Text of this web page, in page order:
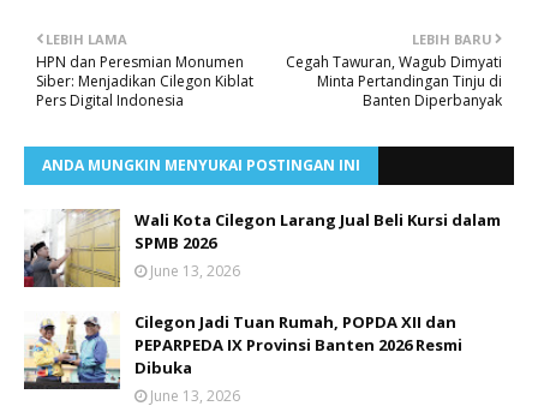
LEBIH BARU
Cegah Tawuran, Wagub Dimyati
Minta Pertandingan Tinju di
Banten Diperbanyak
LEBIH LAMA
HPN dan Peresmian Monumen
Siber: Menjadikan Cilegon Kiblat
Pers Digital Indonesia
ANDA MUNGKIN MENYUKAI POSTINGAN INI
Wali Kota Cilegon Larang Jual Beli Kursi dalam
SPMB 2026
June 13, 2026
Cilegon Jadi Tuan Rumah, POPDA XII dan
PEPARPEDA IX Provinsi Banten 2026 Resmi
Dibuka
June 13, 2026